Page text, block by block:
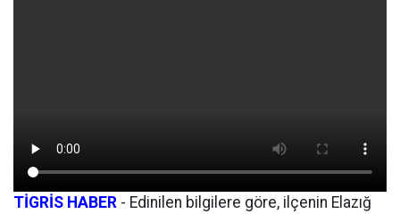
TİGRİS HABER - Edinilen bilgilere göre, ilçenin Elazığ